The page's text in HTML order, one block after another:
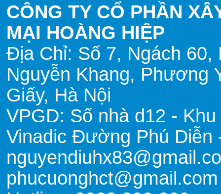
CÔNG TY CỔ PHẦN
MẠI HOÀNG HIỆP
Địa Chỉ: Số 7, Ngách
Nguyễn Khang, Phương
Giấy, Hà Nội
VPGD: Số nhà d12 -
Vinadic Đường Phú Diễn
phucuonghct@gmail.com